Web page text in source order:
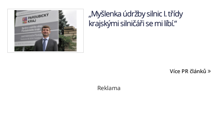
„Myšlenka údržby silnic I. třídy
krajskými silničáři se mi líbí.“
Více PR článků
Reklama